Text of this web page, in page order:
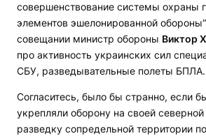
совершенствование системы охраны
элементов эшелонированной
совещании министр обороны Виктор
про активность украинских сил
СБУ, разведывательные полеты БПЛА.
Согласитесь, было бы странно, если
укрепляли оборону на своей
разведку сопредельной территории